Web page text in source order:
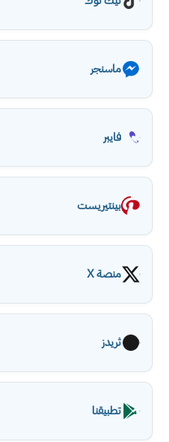
ماسنجر
فايبر
بينتيريست
منصة X
ثريدز
تطبيقنا